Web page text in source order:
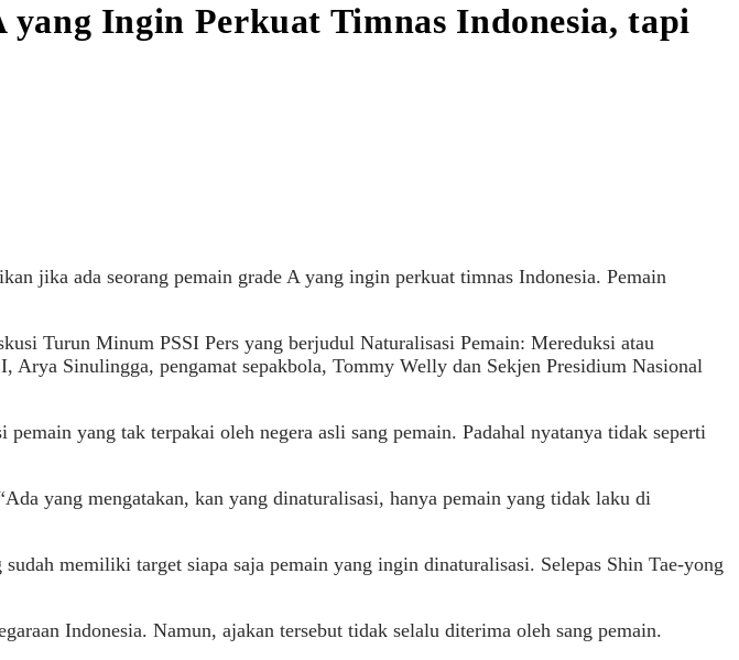
yang Ingin Perkuat Timnas Indonesia, tapi
jika ada seorang pemain grade A yang ingin perkuat timnas Indonesia. Pemain
Turun Minum PSSI Pers yang berjudul Naturalisasi Pemain: Mereduksi atau
Sinulingga, pengamat sepakbola, Tommy Welly dan Sekjen Presidium Nasional
yang tak terpakai oleh negera asli sang pemain. Padahal nyatanya tidak seperti
yang mengatakan, kan yang dinaturalisasi, hanya pemain yang tidak laku di
memiliki target siapa saja pemain yang ingin dinaturalisasi. Selepas Shin Tae-yong
Indonesia. Namun, ajakan tersebut tidak selalu diterima oleh sang pemain.